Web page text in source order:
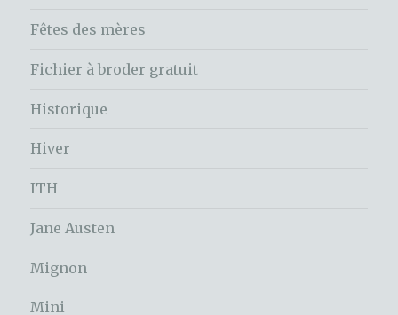
Fêtes des mères
Fichier à broder gratuit
Historique
Hiver
ITH
Jane Austen
Mignon
Mini